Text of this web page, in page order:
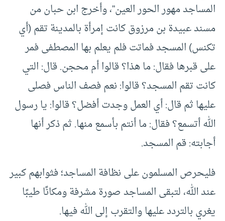
المساجد مهور الحور العين”، وأخرج ابن حبان من
مسند عبيدة بن مرزوق كانت إمرأة بالمدينة تقم (أي
تكنس) المسجد فماتت فلم يعلم بها المصطفى فمر
على قبرها فقال: ما هذا؟ قالوا أم محجن. قال: التي
كانت تقم المسجد؟ قالوا: نعم فصف الناس فصلى
عليها ثم قال: أي العمل وجدت أفضل؟ قالوا: يا رسول
الله أتسمع؟ فقال: ما أنتم بأسمع منها. ثم ذكر أنها
أجابته: قم المسجد.
فليحرص المسلمون على نظافة المساجد؛ فثوابهم كبير
عند الله، لتبقى المساجد صورة مشرفة ومكانًا طيبًا
يغري بالتردد عليها والتقرب إلى الله فيها.